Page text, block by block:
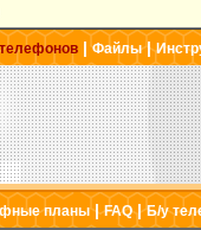
|Файлы|
планы|FAQ|Б/у